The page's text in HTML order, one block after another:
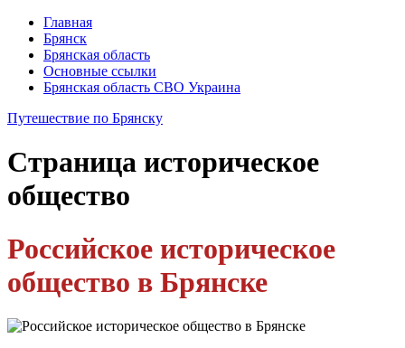
Главная
Брянск
Брянская область
Основные ссылки
Брянская область СВО Украина
Путешествие по Брянску
Страница историческое
общество
Российское историческое
общество в Брянске